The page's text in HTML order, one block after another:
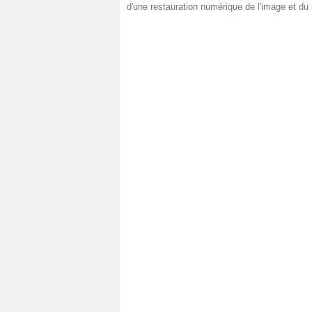
d'une restauration numérique de l'image et du